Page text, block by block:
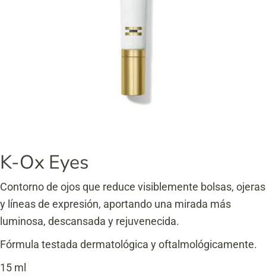
K-Ox Eyes
Contorno de ojos que reduce visiblemente bolsas, ojeras
y líneas de expresión, aportando una mirada más
luminosa, descansada y rejuvenecida.
Fórmula testada dermatológica y oftalmológicamente.
15 ml